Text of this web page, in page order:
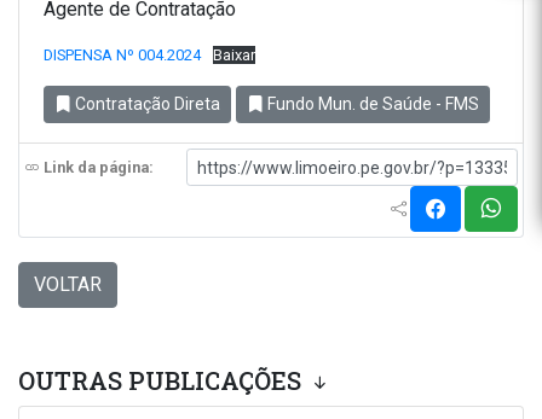
Agente de Contratação
DISPENSA Nº 004.2024 Baixar
Contratação Direta Fundo Mun. de Saúde - FMS
Link da página:
VOLTAR
OUTRAS PUBLICAÇÕES